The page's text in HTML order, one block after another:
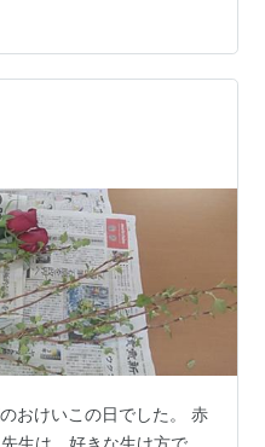
なので、そのお返しに、
し訳ない。 エビでタイを
た、近所のNさん 暇にな
にして、野菜でも植え
畑を見に来たついでに、
おけいこの日でした。 赤
生は、好きな生け方で、